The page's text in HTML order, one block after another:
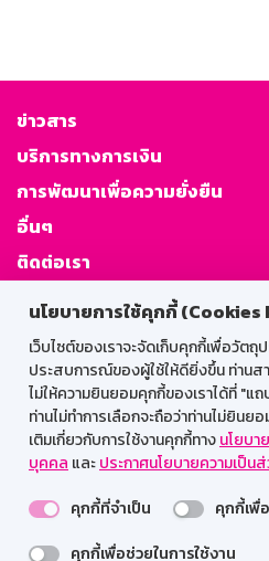
นโยบายการใช้คุกกี้ (Cookies
เว็บไซต์ของเราจะจัดเก็บคุกกี้เพื่อวัต
ประสบการณ์ของผู้ใช้ให้ดียิ่งขึ้น ท่านส
ไม่ให้ความยินยอมคุกกี้ของเราได้ที่ "แ
ท่านไม่ทำการเลือกจะถือว่าท่านไม่ยิน
เติมเกี่ยวกับการใช้งานคุกกี้ทางนโยบ
บุคคล และประกาศนโยบายความเป็น
คุกกี้ที่จำเป็น
คุกกี้เพื่
คุกกี้เพื่อช่วยในการใช้งาน
ข่าวสาร
บริการทางการเงิน
การพัฒนาเพื่อความยั่งยืน
อื่นๆ
ติดต่อเรา
GSB
สำหรับพนั
Web HR
GSB
เข้าสู่ระบบเ